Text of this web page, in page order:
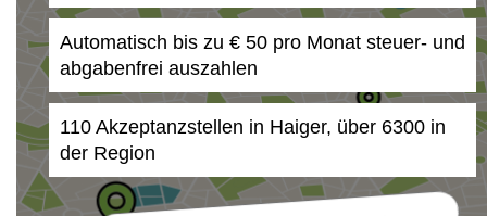
Automatisch bis zu € 50 pro Monat steuer- und
abgabenfrei auszahlen
110 Akzeptanzstellen in Haiger, über 6300 in
der Region